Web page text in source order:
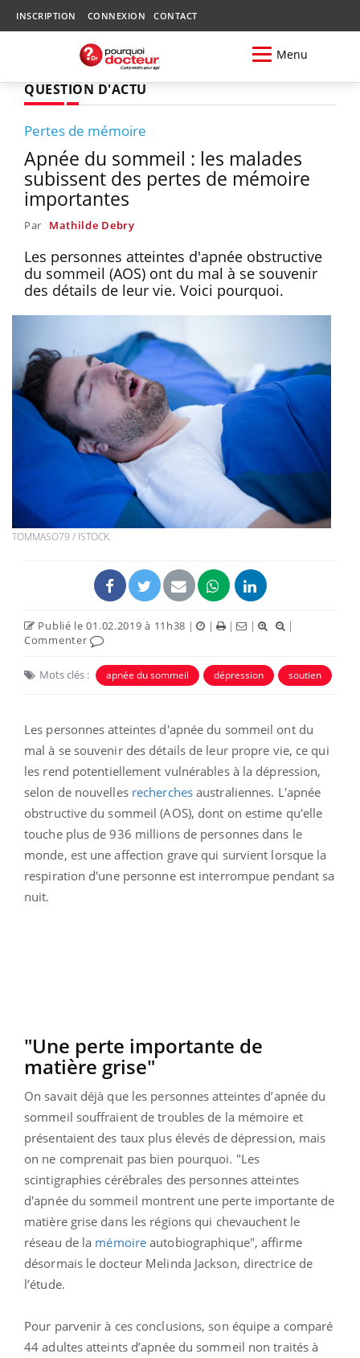
INSCRIPTION CONNEXION CONTACT
Menu
QUESTION D'ACTU
Pertes de mémoire
Apnée du sommeil : les malades
subissent des pertes de mémoire
importantes
Par Mathilde Debry
Les personnes atteintes d'apnée obstructive
du sommeil (AOS) ont du mal à se souvenir
des détails de leur vie. Voici pourquoi.
TOMMASO79 / ISTOCK.
Publié le 01.02.2019 à 11h38 | | | |
|
Commenter
Mots clés : apnée du sommeil dépression soutien
Les personnes atteintes d'apnée du sommeil ont du
mal à se souvenir des détails de leur propre vie, ce qui
les rend potentiellement vulnérables à la dépression,
selon de nouvelles recherchesaustraliennes. L'apnée
obstructive du sommeil (AOS), dont on estime qu'elle
touche plus de 936 millions de personnes dans le
monde, est une affection grave qui survient lorsque la
respiration d'une personne est interrompue pendant sa
nuit.
"Une perte importante de
matière grise"
On savait déjà que les personnes atteintes d’apnée du
sommeil souffraient de troubles de la mémoire et
présentaient des taux plus élevés de dépression, mais
on ne comprenait pas bien pourquoi. "Les
scintigraphies cérébrales des personnes atteintes
d'apnée du sommeil montrent une perte importante de
matière grise dans les régions qui chevauchent le
réseau de la mémoire autobiographique", affirme
désormais le docteur Melinda Jackson, directrice de
l’étude.
Pour parvenir à ces conclusions, son équipe a comparé
44 adultes atteints d’apnée du sommeil non traités à